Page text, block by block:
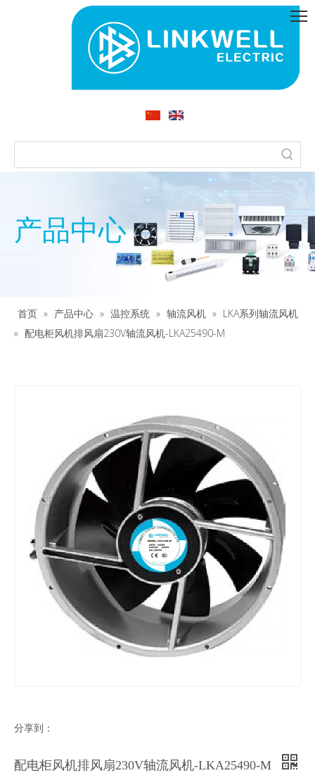
产品中心
首页 » 产品中心 » 温控系统 » 轴流风机 » LKA系列轴流风机
» 配电柜风机排风扇230V轴流风机-LKA25490-M
分享到：
配电柜风机排风扇230V轴流风机-LKA25490-M